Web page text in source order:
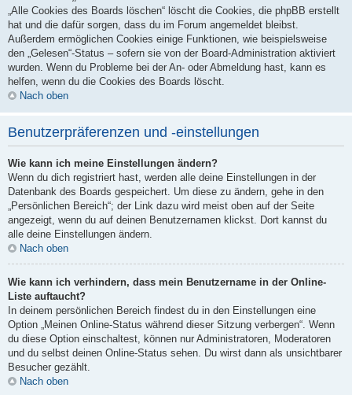
„Alle Cookies des Boards löschen“ löscht die Cookies, die phpBB erstellt
hat und die dafür sorgen, dass du im Forum angemeldet bleibst.
Außerdem ermöglichen Cookies einige Funktionen, wie beispielsweise
den „Gelesen“-Status – sofern sie von der Board-Administration aktiviert
wurden. Wenn du Probleme bei der An- oder Abmeldung hast, kann es
helfen, wenn du die Cookies des Boards löscht.
Nach oben
Benutzerpräferenzen und -einstellungen
Wie kann ich meine Einstellungen ändern?
Wenn du dich registriert hast, werden alle deine Einstellungen in der
Datenbank des Boards gespeichert. Um diese zu ändern, gehe in den
„Persönlichen Bereich“; der Link dazu wird meist oben auf der Seite
angezeigt, wenn du auf deinen Benutzernamen klickst. Dort kannst du
alle deine Einstellungen ändern.
Nach oben
Wie kann ich verhindern, dass mein Benutzername in der Online-
Liste auftaucht?
In deinem persönlichen Bereich findest du in den Einstellungen eine
Option „Meinen Online-Status während dieser Sitzung verbergen“. Wenn
du diese Option einschaltest, können nur Administratoren, Moderatoren
und du selbst deinen Online-Status sehen. Du wirst dann als unsichtbarer
Besucher gezählt.
Nach oben